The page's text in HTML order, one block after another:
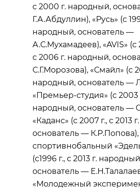
с 2000 г. народный,
Г.А.Абдуллин), «Русь» (с
народный, основатель —
А.С.Мухамадеев), «AVIS» (с
с 2006 г. народный,
С.Г.Морозова), «Смайл» (с
народный, основатель —
«Премьер‑студия» (с 2003
народный, основатель —
«Каданс» (с 2007 г., с 2013
основатель — К.Р.Попова),
спортивнобальный
(с1996 г., с 2013 г.
основатель —
«Молодежный